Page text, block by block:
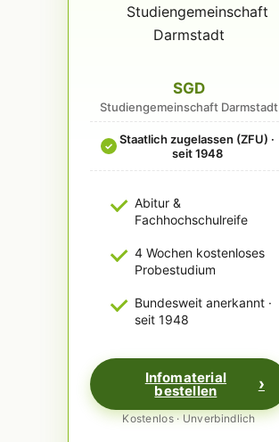
SGD
Studiengemeinschaft Darmstadt
✓ Staatlich zugelassen (ZFU) ·
seit 1948
Abitur &
Fachhochschulreife
4 Wochen kostenloses
Probestudium
Bundesweit anerkannt ·
seit 1948
Infomaterial
bestellen
Kostenlos · Unverbindlich